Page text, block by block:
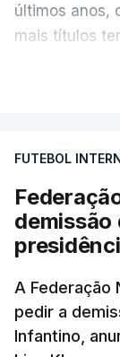
últimos anos,
mais títulos
Amadora,
‘leões’ no
vincou, mais
feito um
Questionado
entradas e
estava a
FUTEBOL
A Federação
pedir a
Infantino,